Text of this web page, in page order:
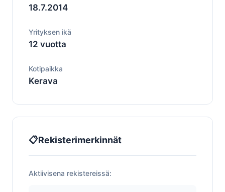
18.7.2014
Yrityksen ikä
12 vuotta
Kotipaikka
Kerava
📋Rekisterimerkinnät
Aktiivisena rekistereissä: